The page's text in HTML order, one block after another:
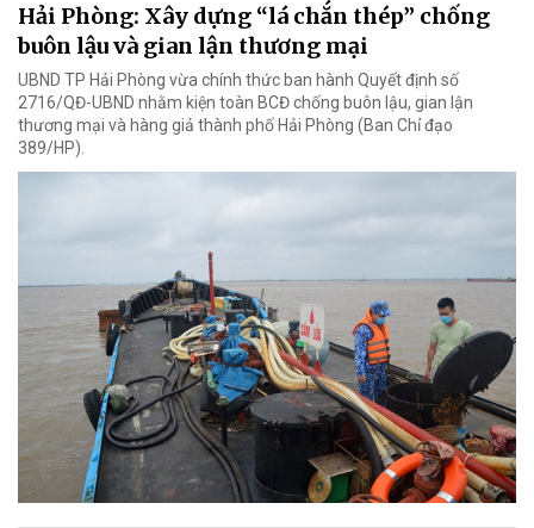
Hải Phòng: Xây dựng “lá chắn thép” chống
buôn lậu và gian lận thương mại
UBND TP Hải Phòng vừa chính thức ban hành Quyết định số
2716/QĐ-UBND nhằm kiện toàn BCĐ chống buôn lậu, gian lận
thương mại và hàng giả thành phố Hải Phòng (Ban Chỉ đạo
389/HP).